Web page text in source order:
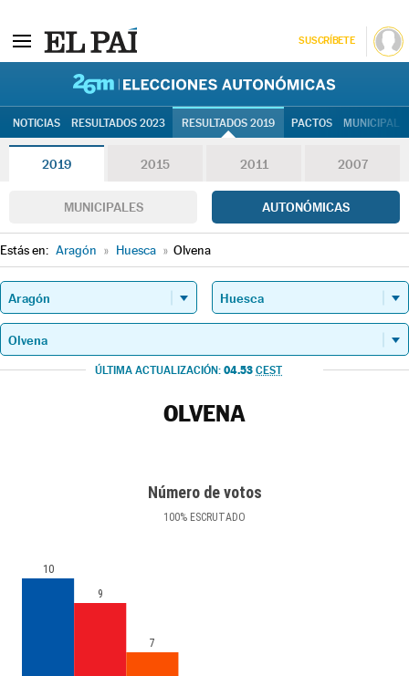
SUSCRÍBETE
NOTICIAS RESULTADOS 2023 RESULTADOS 2019 PACTOS
2019 2015 2011 2007
MUNICIPALES AUTONÓMICAS
Estás en: Aragón » Huesca » Olvena
ÚLTIMA ACTUALIZACIÓN: 04.53 CEST
OLVENA
Número de votos
100% ESCRUTADO
10
9
7